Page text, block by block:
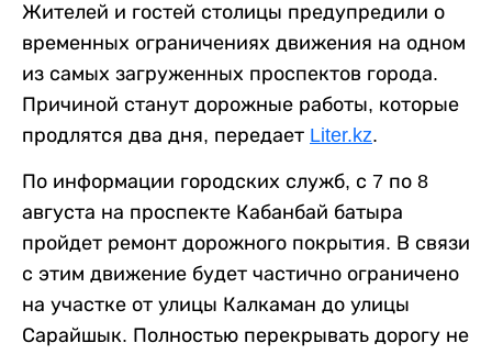
Жителей и гостей столицы предупредили о
временных ограничениях движения на одном
из самых загруженных проспектов города.
Причиной станут дорожные работы, которые
продлятся два дня, передает Liter.kz.
По информации городских служб, с 7 по 8
августа на проспекте Кабанбай батыра
пройдет ремонт дорожного покрытия. В связи
с этим движение будет частично ограничено
на участке от улицы Калкаман до улицы
Сарайшык. Полностью перекрывать дорогу не